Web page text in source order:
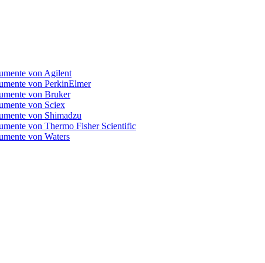
von Agilent
von PerkinElmer
von Bruker
von Sciex
von Shimadzu
von Thermo Fisher Scientific
von Waters